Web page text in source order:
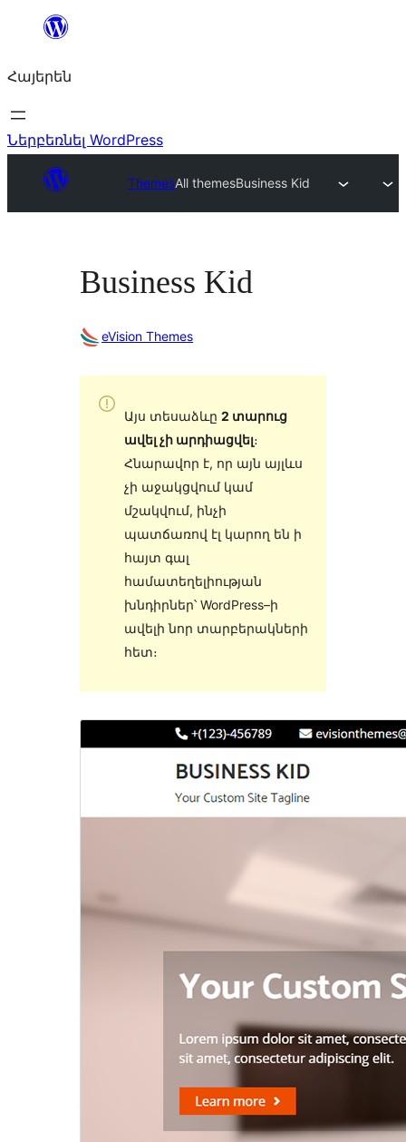
Անցնել
Հայերեն
Ներբեռնել WordPress
ThemesAll themesBusiness Kid
Business Kid
eVision Themes
Այս տեսաձևը 2 տարուց
ավել չի արդիացվել։
Հնարավոր է, որ այն այլևս
չի աջակցվում կամ
մշակվում, ինչի
պատճառով էլ կարող են ի
հայտ գալ
համատեղելիության
խնդիրներ՝ WordPress–ի
ավելի նոր տարբերակների
հետ։